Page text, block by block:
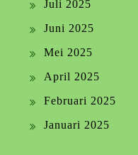
Juli 2025
Juni 2025
Mei 2025
April 2025
Februari 2025
Januari 2025